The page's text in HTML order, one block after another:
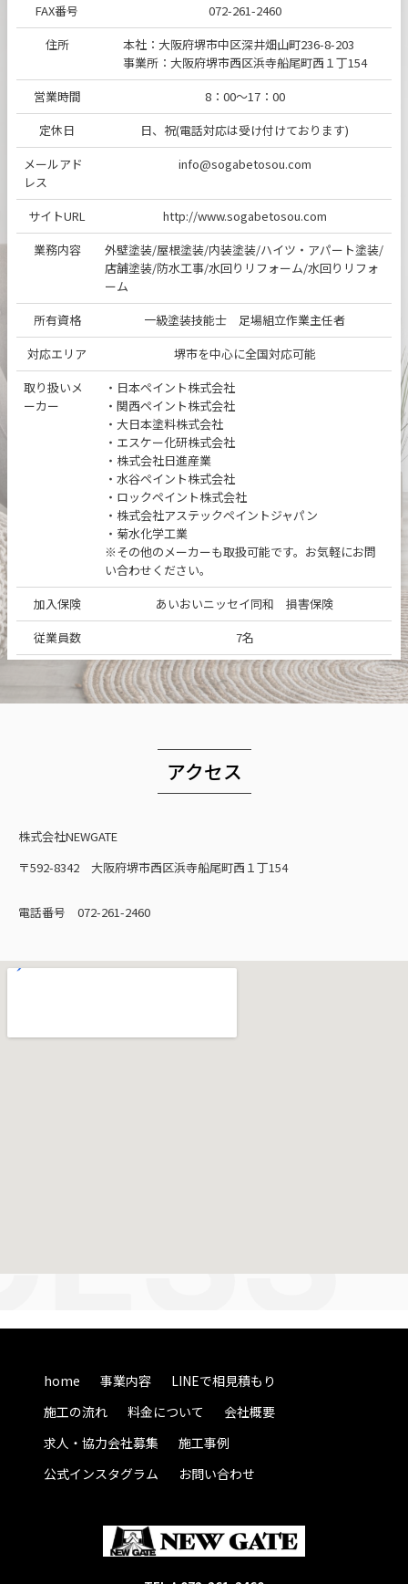
FAX番号
072-261-2460
住所
本社：大阪府堺市中区深井畑山町236-8-203
事業所：大阪府堺市西区浜寺船尾町西１丁154
営業時間
8：00～17：00
定休日
日、祝(電話対応は受け付けております)
メールアド
レス
info@sogabetosou.com
サイトURL
http://www.sogabetosou.com
業務内容
外壁塗装/屋根塗装/内装塗装/ハイツ・アパート塗装/
店舗塗装/防水工事/水回りリフォーム/水回りリフォ
ーム
所有資格
一級塗装技能士 足場組立作業主任者
対応エリア
堺市を中心に全国対応可能
取り扱いメ
ーカー
・日本ペイント株式会社
・関西ペイント株式会社
・大日本塗料株式会社
・エスケー化研株式会社
・株式会社日進産業
・水谷ペイント株式会社
・ロックペイント株式会社
・株式会社アステックペイントジャパン
・菊水化学工業
※その他のメーカーも取扱可能です。お気軽にお問
い合わせください。
加入保険
あいおいニッセイ同和 損害保険
従業員数
7名
アクセス
株式会社NEWGATE
〒592-8342 大阪府堺市西区浜寺船尾町西１丁154
電話番号 072-261-2460
home 事業内容
LINEで相見積もり
施工の流れ
料金について
会社概要
求人・協力会社募集
施工事例
公式インスタグラム
お問い合わせ